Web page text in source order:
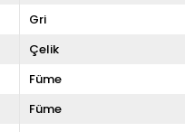
Gri
Çelik
Füme
Füme